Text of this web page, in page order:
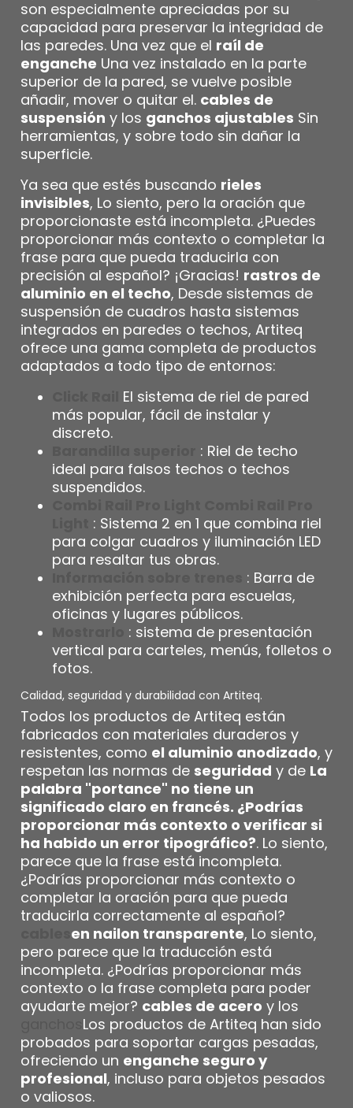
son especialmente apreciadas por su
capacidad para preservar la integridad de
las paredes. Una vez que el raíl de
enganche Una vez instalado en la parte
superior de la pared, se vuelve posible
añadir, mover o quitar el. cables de
suspensión y los ganchos ajustables Sin
herramientas, y sobre todo sin dañar la
superficie.
Ya sea que estés buscando rieles
invisibles, Lo siento, pero la oración que
proporcionaste está incompleta. ¿Puedes
proporcionar más contexto o completar la
frase para que pueda traducirla con
precisión al español? ¡Gracias! rastros de
aluminio en el techo, Desde sistemas de
suspensión de cuadros hasta sistemas
integrados en paredes o techos, Artiteq
ofrece una gama completa de productos
adaptados a todo tipo de entornos:
El sistema de riel de pared
más popular, fácil de instalar y
discreto.
: Riel de techo
ideal para falsos techos o techos
suspendidos.
: Sistema 2 en 1 que combina riel
para colgar cuadros y iluminación LED
para resaltar tus obras.
: Barra de
exhibición perfecta para escuelas,
oficinas y lugares públicos.
: sistema de presentación
vertical para carteles, menús, folletos o
fotos.
Calidad, seguridad y durabilidad con Artiteq.
Todos los productos de Artiteq están
fabricados con materiales duraderos y
resistentes, como el aluminio anodizado, y
respetan las normas de seguridad y de La
palabra "portance" no tiene un
significado claro en francés. ¿Podrías
proporcionar más contexto o verificar si
ha habido un error tipográfico?. Lo siento,
parece que la frase está incompleta.
¿Podrías proporcionar más contexto o
completar la oración para que pueda
traducirla correctamente al español?
en nailon transparente, Lo siento,
pero parece que la traducción está
incompleta. ¿Podrías proporcionar más
contexto o la frase completa para poder
ayudarte mejor? cables de acero y los
Los productos de Artiteq han sido
probados para soportar cargas pesadas,
ofreciendo un enganche seguro y
profesional, incluso para objetos pesados
o valiosos.